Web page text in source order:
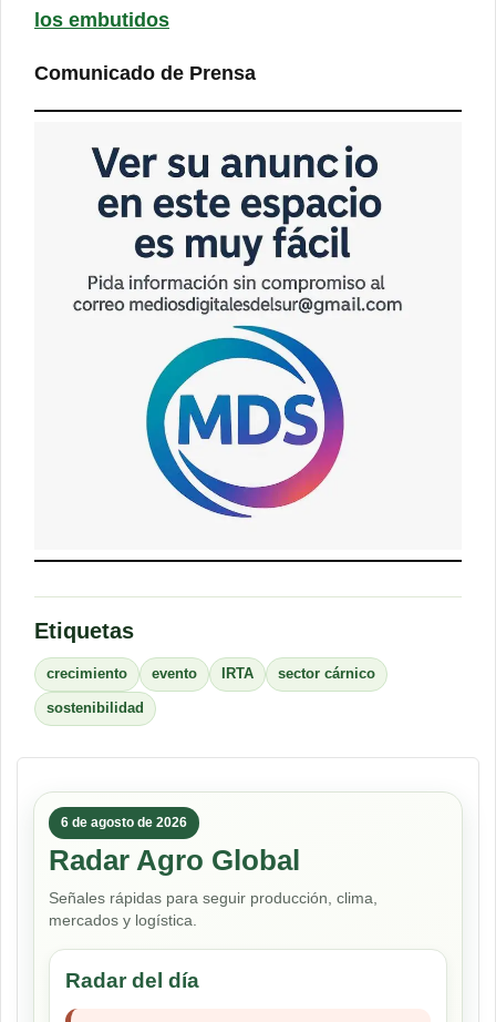
los embutidos
Comunicado de Prensa
Etiquetas
crecimiento evento IRTA sector cárnico
sostenibilidad
6 de agosto de 2026
Radar Agro Global
Señales rápidas para seguir producción, clima,
mercados y logística.
Radar del día